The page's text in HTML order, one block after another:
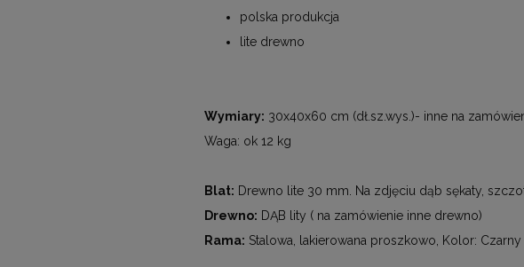
polska produkcja
lite drewno
Wymiary: 30x40x60 cm (dł.sz.wys.)- inne na
Waga: ok 12 kg
Blat: Drewno lite 30 mm. Na zdjęciu dąb sękaty,
Drewno: DĄB lity ( na zamówienie inne drewno)
Rama: Stalowa, lakierowana proszkowo, Kolor: Czarny